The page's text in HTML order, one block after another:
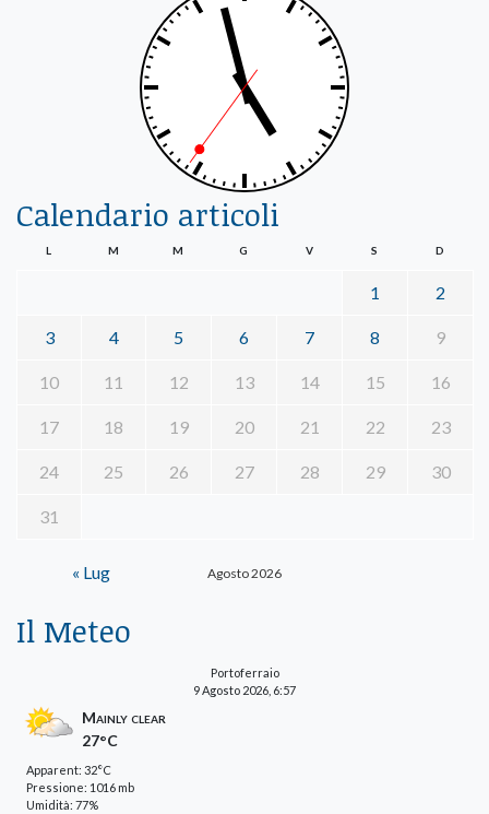
Calendario articoli
Agosto 2026
L M M G V S D
1 2
3 4 5 6 7 8 9
10 11 12 13 14 15 16
17 18 19 20 21 22 23
24 25 26 27 28 29 30
31
« Lug
Il Meteo
Portoferraio
9 Agosto 2026, 6:57
Mainly clear
27°C
Apparent: 32°C
Pressione: 1016 mb
Umidità: 77%